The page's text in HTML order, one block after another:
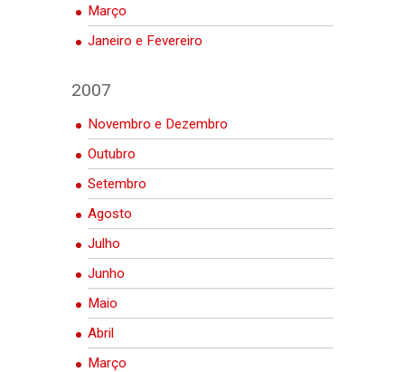
Março
Janeiro e Fevereiro
2007
Novembro e Dezembro
Outubro
Setembro
Agosto
Julho
Junho
Maio
Abril
Março